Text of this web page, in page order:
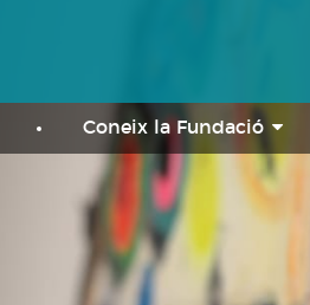
Coneix la Fundació